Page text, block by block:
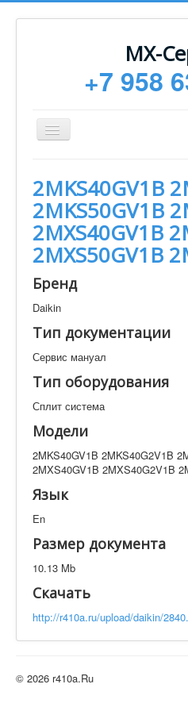
МХ-
+7 958
Toggle
Navigation
Монтаж
Сервисное обслуживание
Техническая документация
Статьи
Новости
Контакты
Техническая
2MKS40GV1B 2MKS40G2V1B
2MKS50G2V1B
2MXS50GV1B 2MXS50G2V1B
Искать
Производитель
Элементов на страницу
2MKS40GV1B
2MKS50GV1B
2MXS40GV1B
2MXS50GV1B
Бренд
Daikin
Тип документации
Сервис мануал
Тип оборудования
Сплит система
Модели
2MKS40GV1B 2MKS40G2V1B
2MXS40GV1B 2MXS40G2V1B
Язык
En
Размер документа
10.13 Mb
Скачать
http://r410a.ru/upload/daikin/
© 2026 r410a.Ru